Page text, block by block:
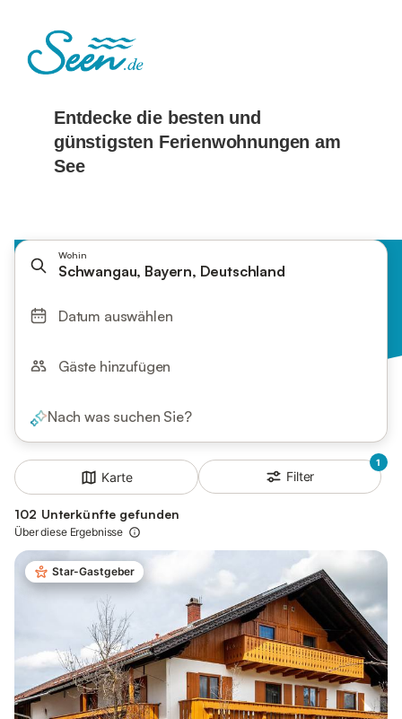
Wohin
Schwangau, Bayern, Deutschland
Datum auswählen
Gäste hinzufügen
Nach was suchen Sie?
Karte
1
Filter
102 Unterkünfte gefunden
Über diese Ergebnisse
Star-Gastgeber